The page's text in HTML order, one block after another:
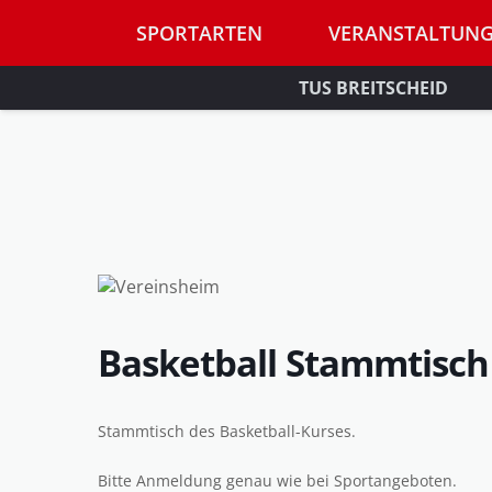
SPORTARTEN
TUS BREITSCHEID
Basketball
Stammtisch des Basketball-Kurses.
Bitte Anmeldung genau wie bei Sportangeboten.